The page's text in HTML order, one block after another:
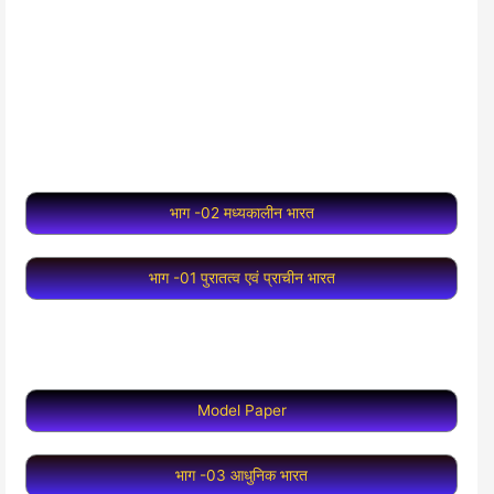
भाग -01 पुरातत्व एवं प्राचीन भारत
भाग -02 मध्यकालीन भारत
भाग -03 आधुनिक भारत
Model Paper